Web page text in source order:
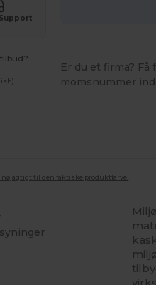
Er du et firma?
momsnummer
til den faktiske produktfarve.